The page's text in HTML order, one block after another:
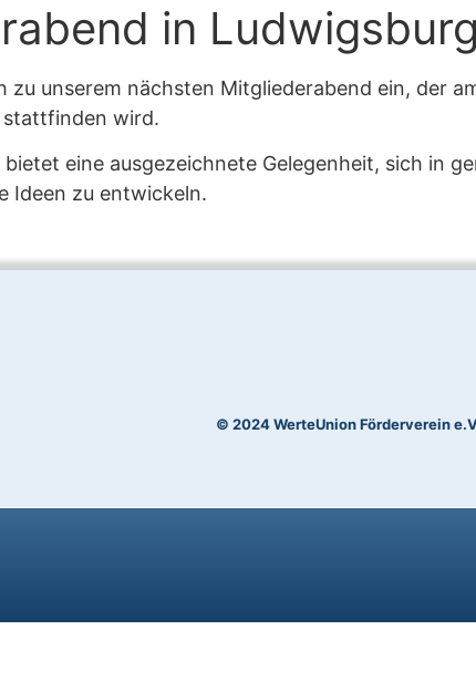
in
zu unserem nächsten Mitgliederabend ein, der
stattfinden wird.
eine ausgezeichnete Gelegenheit, sich in
Ideen zu entwickeln.
© 2024 WerteUnion Förderverein